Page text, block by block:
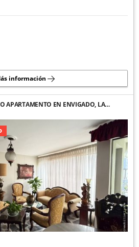
información
APARTAMENTO EN ENVIGADO, LA…